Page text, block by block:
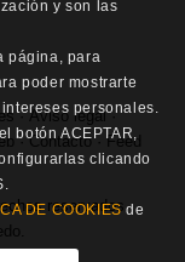
·Aviso legal·
·Contacto·Feed
reservados.
.
y son las
página, para
poder mostrarte
personales.
botón ACEPTAR,
clicando
DE COOKIESde